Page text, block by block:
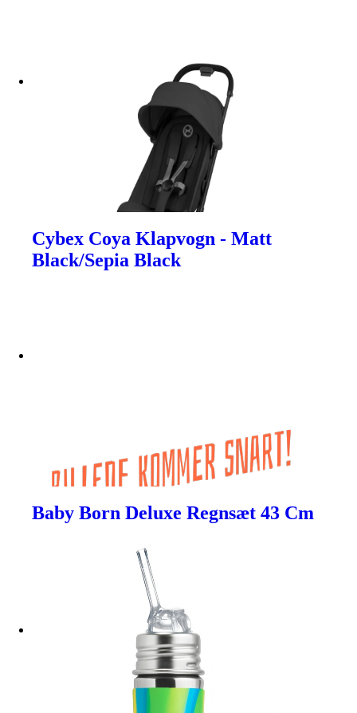
Cybex Coya Klapvogn - Matt
Black/Sepia Black
Baby Born Deluxe Regnsæt 43 Cm